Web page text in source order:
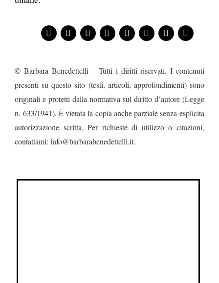
© Barbara Benedettelli – Tutti i diritti riservati. I contenuti
presenti su questo sito (testi, articoli, approfondimenti) sono
originali e protetti dalla normativa sul diritto d’autore (Legge
n. 633/1941). È vietata la copia anche parziale senza esplicita
autorizzazione scritta. Per richieste di utilizzo o citazioni,
contattami: info@barbarabenedettelli.it.